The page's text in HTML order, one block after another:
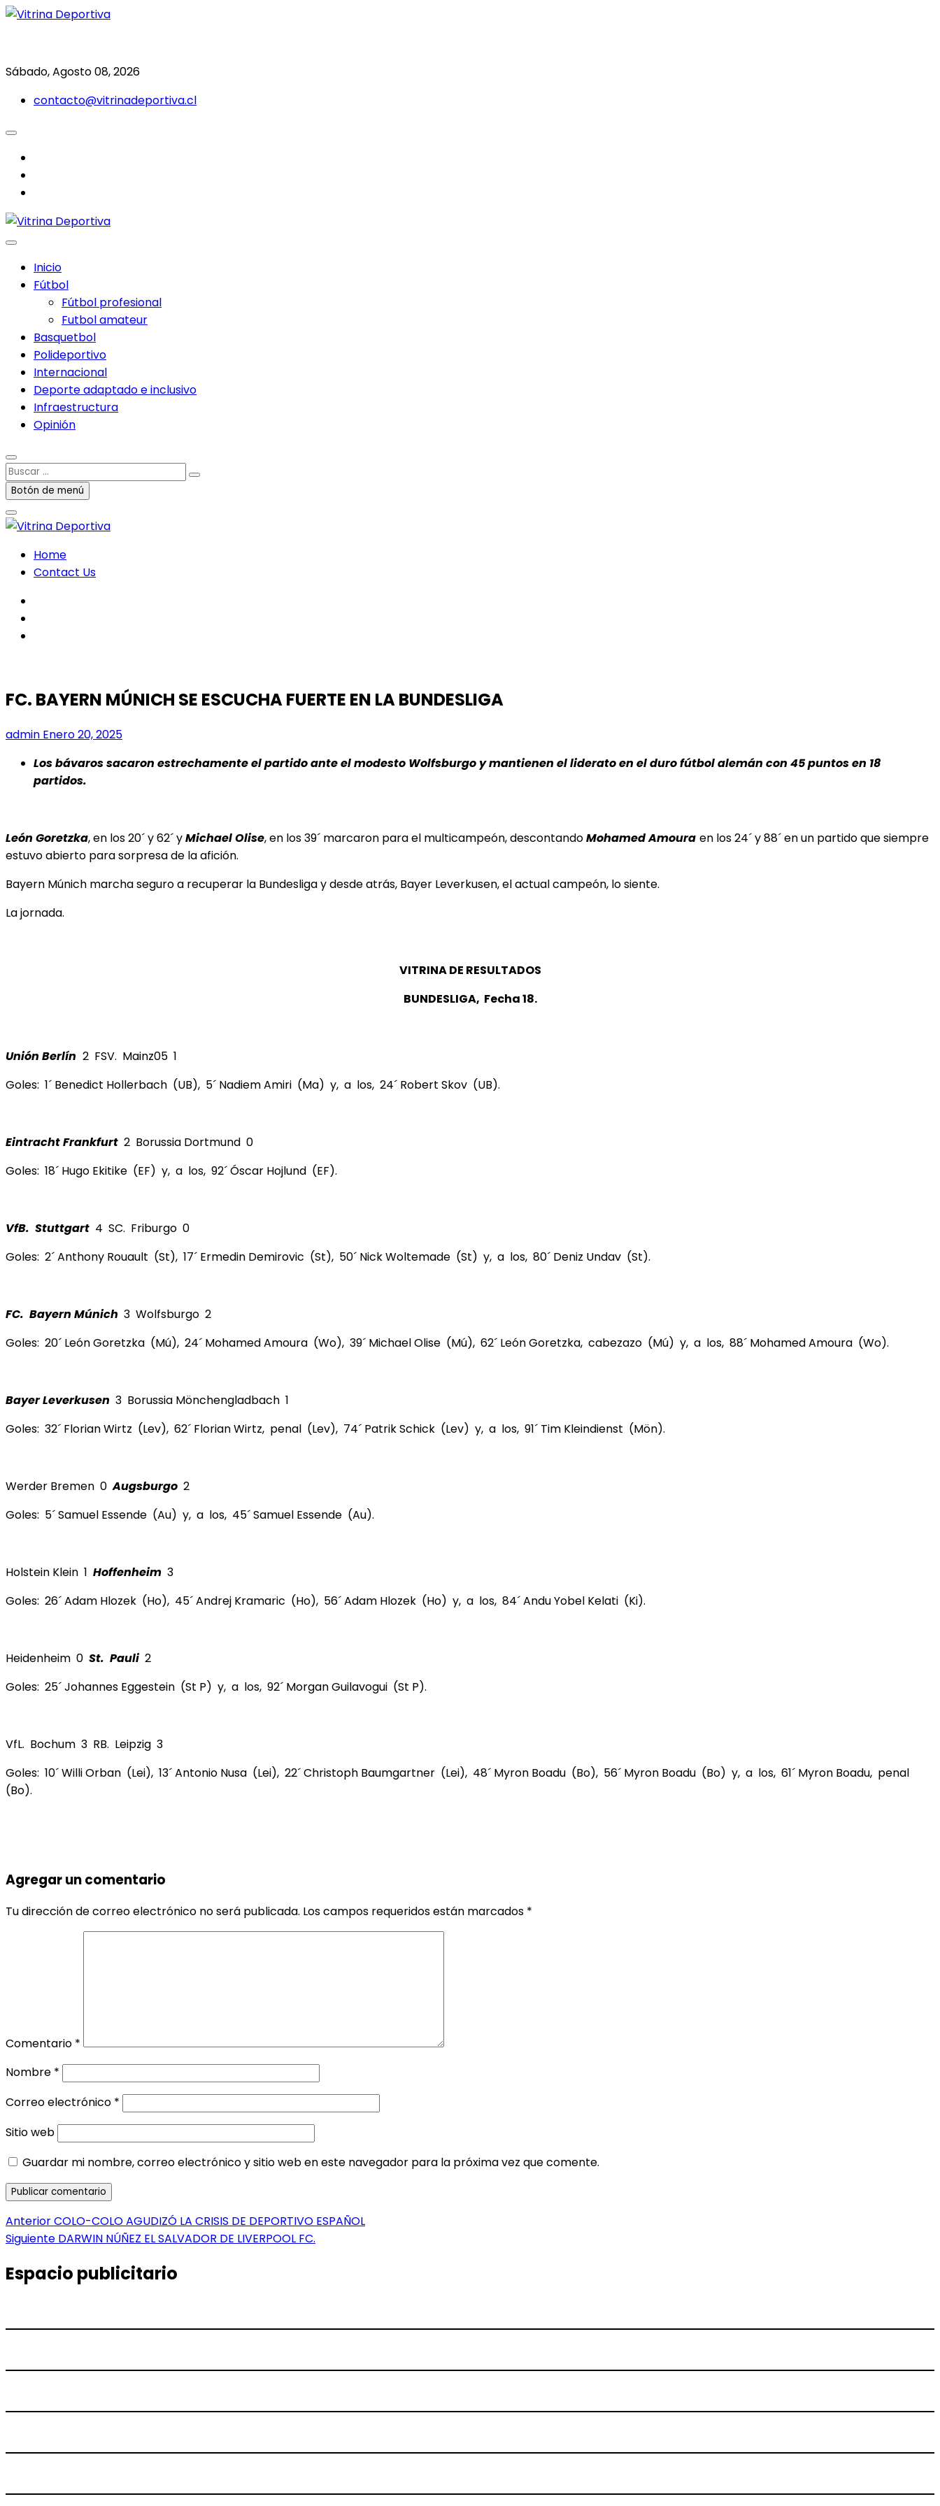
Saltar
Sábado, Agosto 08, 2026
contacto@vitrinadeportiva.cl
Inicio
Fútbol
Fútbol profesional
Futbol amateur
Basquetbol
Polideportivo
Internacional
Deporte adaptado e inclusivo
Infraestructura
Opinión
Buscar
…Botón de menú
Home
Contact Us
FC. BAYERN MÚNICH SE ESCUCHA FUERTE EN LA BUNDESLIGA
admin Enero 20, 2025
Los bávaros sacaron estrechamente el partido ante el modesto Wolfsburgo y mantienen el liderato en el duro fútbol alemán con 45 puntos en 18
partidos.
León Goretzka, en los 20´ y 62´ yMichael Olise, en los 39´ marcaron para el multicampeón, descontandoMohamed Amoura en los 24´ y 88´ en un partido que siempre
estuvo abierto para sorpresa de la afición.
Bayern Múnich marcha seguro a recuperar la Bundesliga y desde atrás, Bayer Leverkusen, el actual campeón, lo siente.
La jornada.
VITRINA DE RESULTADOS
BUNDESLIGA, Fecha 18.
Unión Berlín 2 FSV. Mainz05 1
Goles: 1´ Benedict Hollerbach (UB), 5´ Nadiem Amiri (Ma) y, a los, 24´ Robert Skov (UB).
Eintracht Frankfurt 2 Borussia Dortmund 0
Goles: 18´ Hugo Ekitike (EF) y, a los, 92´ Óscar Hojlund (EF).
VfB. Stuttgart 4 SC. Friburgo 0
Goles: 2´ Anthony Rouault (St), 17´ Ermedin Demirovic (St), 50´ Nick Woltemade (St) y, a los, 80´ Deniz Undav (St).
FC. Bayern Múnich 3 Wolfsburgo 2
Goles: 20´ León Goretzka (Mú), 24´ Mohamed Amoura (Wo), 39´ Michael Olise (Mú), 62´ León Goretzka, cabezazo (Mú) y, a los, 88´ Mohamed Amoura (Wo).
Bayer Leverkusen 3 Borussia Mönchengladbach 1
Goles: 32´ Florian Wirtz (Lev), 62´ Florian Wirtz, penal (Lev), 74´ Patrik Schick (Lev) y, a los, 91´ Tim Kleindienst (Mön).
Werder Bremen 0Augsburgo 2
Goles: 5´ Samuel Essende (Au) y, a los, 45´ Samuel Essende (Au).
Holstein Klein 1 Hoffenheim 3
Goles: 26´ Adam Hlozek (Ho), 45´ Andrej Kramaric (Ho), 56´ Adam Hlozek (Ho) y, a los, 84´ Andu Yobel Kelati (Ki).
Heidenheim 0 St. Pauli 2
Goles: 25´ Johannes Eggestein (St P) y, a los, 92´ Morgan Guilavogui (St P).
VfL. Bochum 3 RB. Leipzig 3
Goles: 10´ Willi Orban (Lei), 13´ Antonio Nusa (Lei), 22´ Christoph Baumgartner (Lei), 48´ Myron Boadu (Bo), 56´ Myron Boadu (Bo) y, a los, 61´ Myron Boadu, penal
(Bo).
Agregar un comentario
Tu dirección de correo electrónico no será publicada. Los campos requeridos están marcados *
Comentario *
Nombre *
Correo electrónico *
Sitio web
Guardar mi nombre, correo electrónico y sitio web en este navegador para la próxima vez que comente.
Navegación
de
entradas
AnteriorEntrada
anterior:
COLO-COLO AGUDIZÓ LA CRISIS DE DEPORTIVO ESPAÑOL
Siguiente Entrada
DARWIN NÚÑEZ EL SALVADOR DE LIVERPOOL FC.
Espacio publicitario